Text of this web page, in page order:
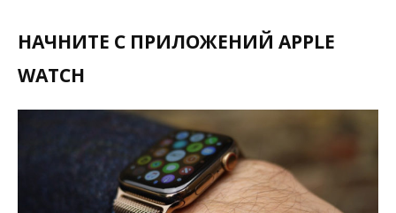
НАЧНИТЕ С ПРИЛОЖЕНИЙ APPLE
WATCH